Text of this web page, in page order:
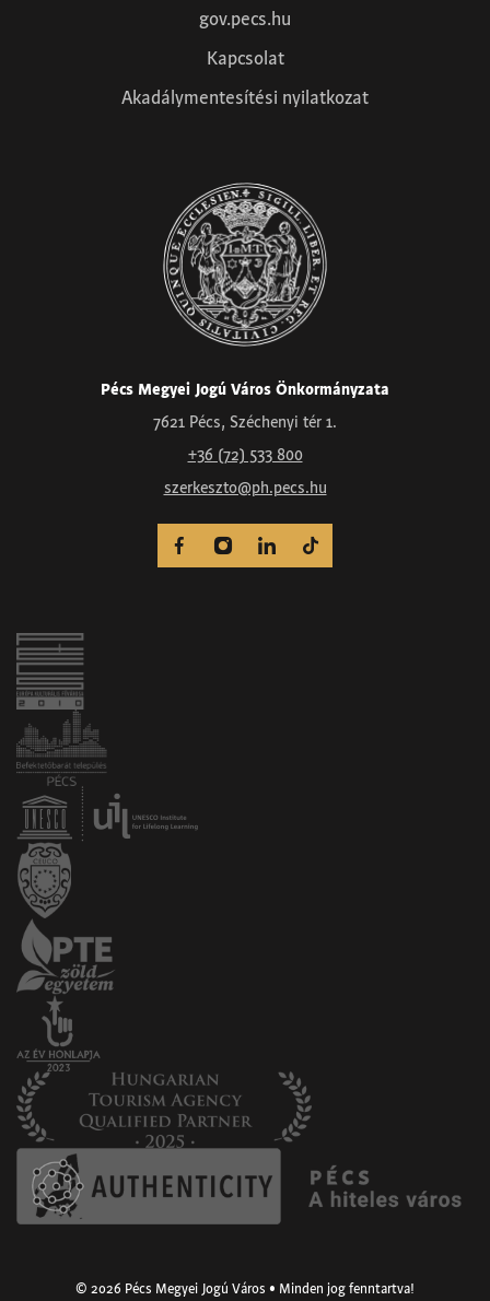
gov.pecs.hu
Kapcsolat
Akadálymentesítési nyilatkozat
Pécs Megyei Jogú Város Önkormányzata
7621 Pécs, Széchenyi tér 1.
+36 (72) 533 800
szerkeszto@ph.pecs.hu
© 2026 Pécs Megyei Jogú Város • Minden jog fenntartva!